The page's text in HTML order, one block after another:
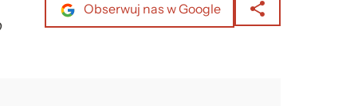
Obserwuj nas w Google